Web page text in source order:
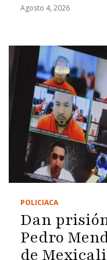
Agosto 4, 2026
POLICIACA
Dan
Pedro
de Mexicali